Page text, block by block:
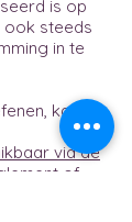
is op
ook steeds
in te
kan je
via de
of